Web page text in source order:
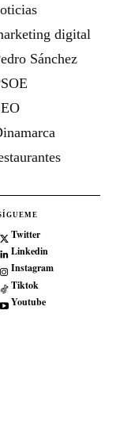
digital
Sánchez
Twitter
Linkedin
Instagram
Tiktok
Youtube